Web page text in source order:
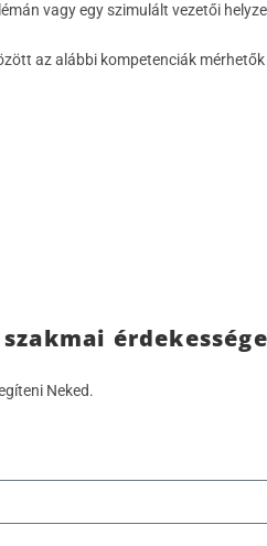
vagy egy szimulált vezetői
az alábbi kompetenciák
Neked.